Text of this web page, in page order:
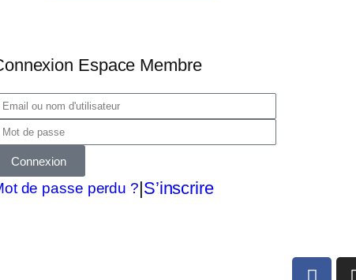
Espace Membre
Connexion
de passe perdu ?|S’inscrire